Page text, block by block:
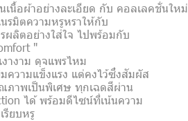
นื้อผ้าอย่างละเอียด กับ คอลเลคชั่นใหม่
รมิตความหรูหราให้กับ
ลิตอย่างใส่ใจ ไปพร้อมกับ
"
างาม ดุจแพรไหม
ความแข็งแรง แต่คงไว้ซึ่งสัมผัส
ภาพเป็นพิเศษ ทุกเฉดสีผ่าน
ได้ พร้อมดีไซน์ที่เน้นความ
ยบหรู